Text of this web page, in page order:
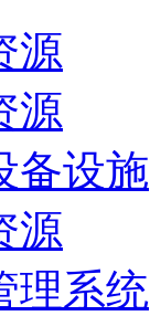
源
源
备设施
源
理系统